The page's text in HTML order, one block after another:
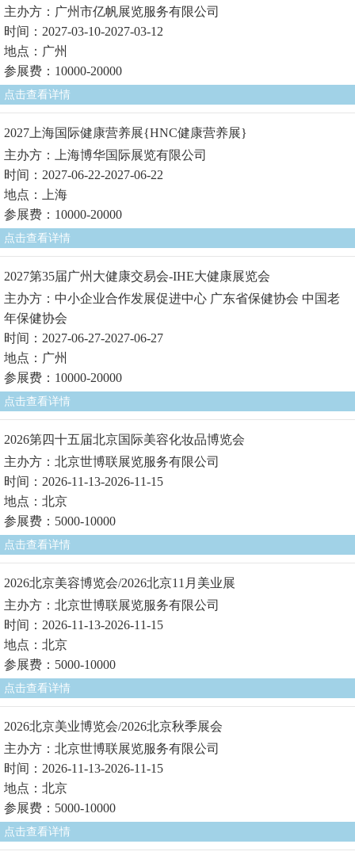
主办方：广州市亿帆展览服务有限公司
时间：2027-03-10-2027-03-12
地点：广州
参展费：10000-20000
点击查看详情
2027上海国际健康营养展{HNC健康营养展}
主办方：上海博华国际展览有限公司
时间：2027-06-22-2027-06-22
地点：上海
参展费：10000-20000
点击查看详情
2027第35届广州大健康交易会-IHE大健康展览会
主办方：中小企业合作发展促进中心 广东省保健协会 中国老
年保健协会
时间：2027-06-27-2027-06-27
地点：广州
参展费：10000-20000
点击查看详情
2026第四十五届北京国际美容化妆品博览会
主办方：北京世博联展览服务有限公司
时间：2026-11-13-2026-11-15
地点：北京
参展费：5000-10000
点击查看详情
2026北京美容博览会/2026北京11月美业展
主办方：北京世博联展览服务有限公司
时间：2026-11-13-2026-11-15
地点：北京
参展费：5000-10000
点击查看详情
2026北京美业博览会/2026北京秋季展会
主办方：北京世博联展览服务有限公司
时间：2026-11-13-2026-11-15
地点：北京
参展费：5000-10000
点击查看详情